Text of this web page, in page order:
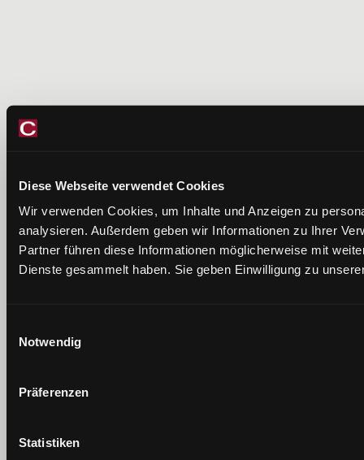
Diese Webseite verwendet Cookies
Wir verwenden Cookies, um Inhalte und Anzeigen zu
analysieren. Außerdem geben wir Informationen zu Ihrer
Partner führen diese Informationen möglicherweise mit
Dienste gesammelt haben. Sie geben Einwilligung zu
Notwendig
Präferenzen
Statistiken